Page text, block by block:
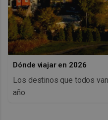
Dónde viajar en 2026
Los destinos que todos
año